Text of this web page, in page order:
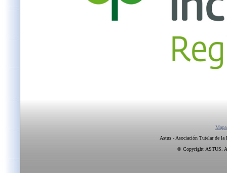
Astus - Asociación Tutelar de la
© Copyright ASTUS.